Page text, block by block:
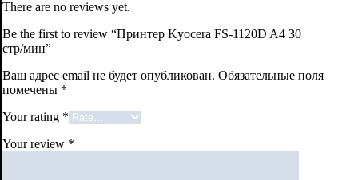
There are no reviews yet.
Be the first to review “Принтер Kyocera FS-1120D A4 30
стр/мин”
Ваш адрес email не будет опубликован. Обязательные поля
помечены *
Your rating *
Your review *